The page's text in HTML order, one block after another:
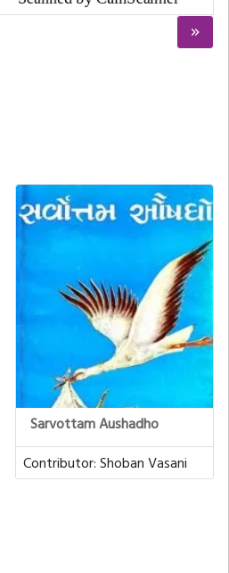
Sarvottam Aushadho
Contributor:Shoban Vasani